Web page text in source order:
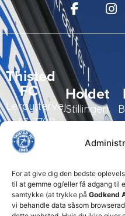
For at give dig den bedste
til at gemme og/eller få adgang til
samtykke (at trykke på Godkend
vi behandle data såsom
Thisted
FC
Lerpyttervej
37, 7700
Thisted
99 19
19
Holdet
Stillingen
Trænerteamet